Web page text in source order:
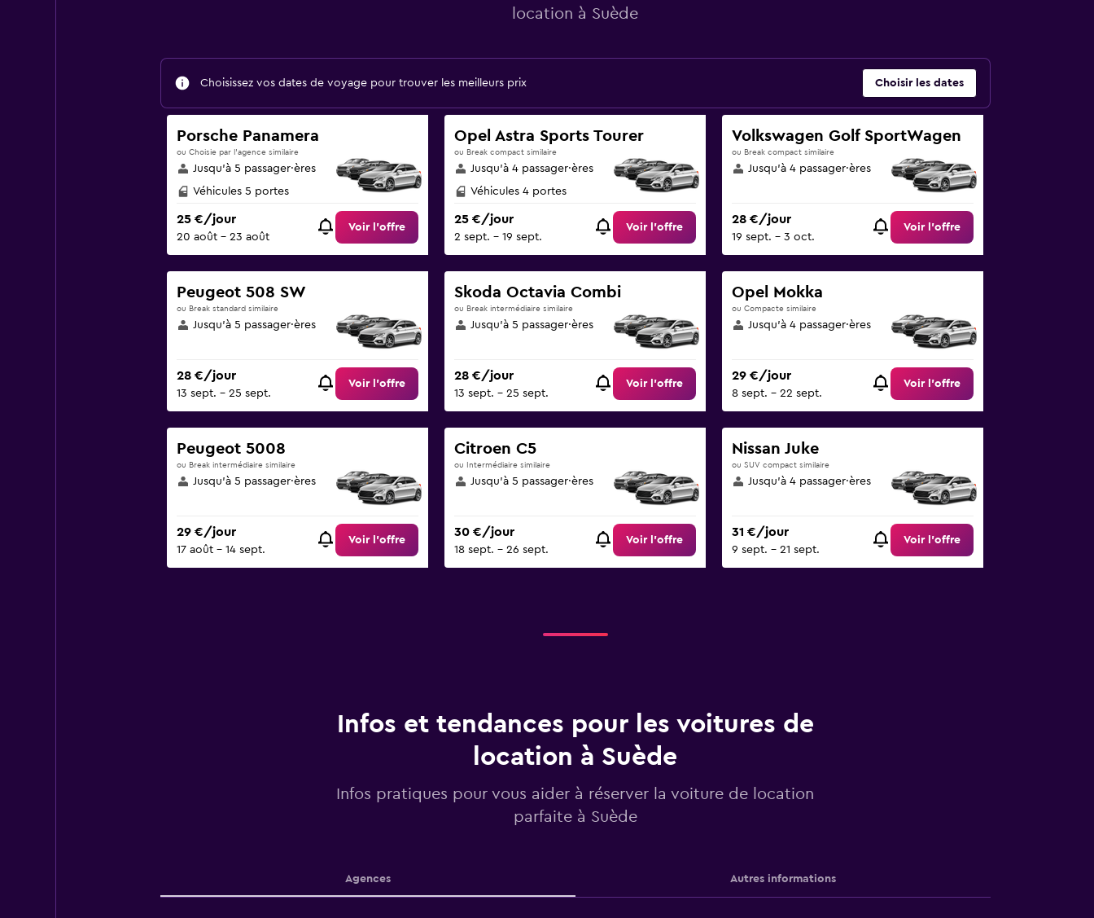
location à Suède
Choisissez vos dates de voyage pour trouver les meilleurs prix Choisir les dates
Porsche Panamera
ou Choisie par l’agence similaire
Jusqu’à 5 passager·ères
Véhicules 5 portes
25 €/jour
20 août - 23 août
Voir l’offre
Opel Astra Sports Tourer
ou Break compact similaire
Jusqu’à 4 passager·ères
Véhicules 4 portes
25 €/jour
2 sept. - 19 sept.
Voir l’offre
Volkswagen Golf SportWagen
ou Break compact similaire
Jusqu’à 4 passager·ères
28 €/jour
19 sept. - 3 oct.
Voir l’offre
Peugeot 508 SW
ou Break standard similaire
Jusqu’à 5 passager·ères
28 €/jour
13 sept. - 25 sept.
Voir l’offre
Skoda Octavia Combi
ou Break intermédiaire similaire
Jusqu’à 5 passager·ères
28 €/jour
13 sept. - 25 sept.
Voir l’offre
Opel Mokka
ou Compacte similaire
Jusqu’à 4 passager·ères
29 €/jour
8 sept. - 22 sept.
Voir l’offre
Peugeot 5008
ou Break intermédiaire similaire
Jusqu’à 5 passager·ères
29 €/jour
17 août - 14 sept.
Voir l’offre
Citroen C5
ou Intermédiaire similaire
Jusqu’à 5 passager·ères
30 €/jour
18 sept. - 26 sept.
Voir l’offre
Nissan Juke
ou SUV compact similaire
Jusqu’à 4 passager·ères
31 €/jour
9 sept. - 21 sept.
Voir l’offre
Infos et tendances pour les voitures de
location à Suède
Infos pratiques pour vous aider à réserver la voiture de location
parfaite à Suède
Agences Autres informations